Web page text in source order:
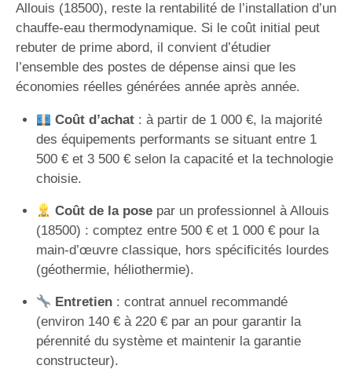
Allouis (18500), reste la rentabilité de l’installation d’un
chauffe-eau thermodynamique. Si le coût initial peut
rebuter de prime abord, il convient d’étudier
l’ensemble des postes de dépense ainsi que les
économies réelles générées année après année.
Coût d’achat: à partir de 1 000 €, la majorité
des équipements performants se situant entre 1
500 € et 3 500 € selon la capacité et la technologie
choisie.
Coût de la posepar un professionnel à Allouis
(18500) : comptez entre 500 € et 1 000 € pour la
main-d’œuvre classique, hors spécificités lourdes
(géothermie, héliothermie).
Entretien: contrat annuel recommandé
(environ 140 € à 220 € par an pour garantir la
pérennité du système et maintenir la garantie
constructeur).